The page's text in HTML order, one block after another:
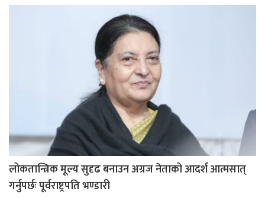
लोकतान्त्रिक मूल्य सुदृढ बनाउन अग्रज नेताको आदर्श आत्मसात्
गर्नुपर्छः पूर्वराष्ट्रपति भण्डारी